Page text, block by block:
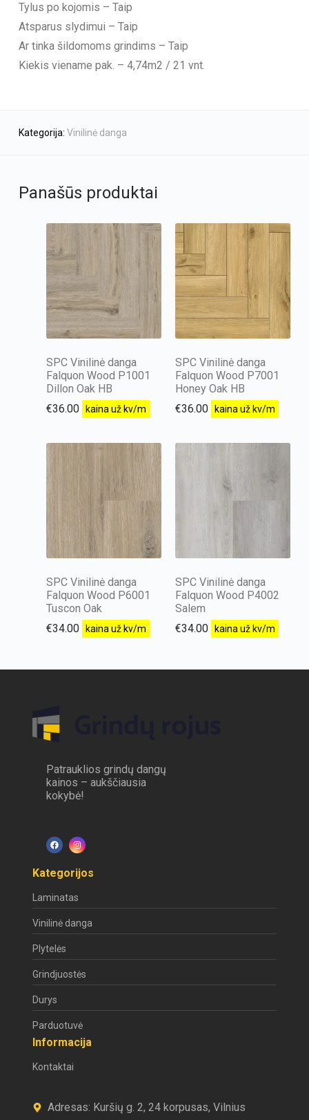
Tylus po kojomis – Taip
Atsparus slydimui – Taip
Ar tinka šildomoms grindims – Taip
Kiekis viename pak. – 4,74m2 / 21 vnt.
Kategorija: Vinilinė danga
Panašūs produktai
SPC Vinilinė danga
Falquon Wood P1001
Dillon Oak HB
€36.00 kaina už kv/m
SPC Vinilinė danga
Falquon Wood P7001
Honey Oak HB
€36.00 kaina už kv/m
SPC Vinilinė danga
Falquon Wood P6001
Tuscon Oak
€34.00 kaina už kv/m
SPC Vinilinė danga
Falquon Wood P4002
Salem
€34.00 kaina už kv/m
Patrauklios grindų dangų
kainos – aukščiausia
kokybė!
Kategorijos
Laminatas
Vinilinė danga
Plytelės
Grindjuostės
Durys
Parduotuvė
Informacija
Kontaktai
Adresas: Kuršių g. 2, 24 korpusas, Vilnius